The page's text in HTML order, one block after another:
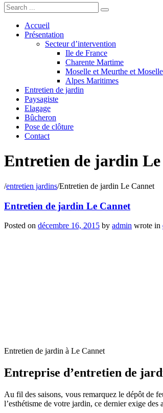
Accueil
Présentation
Secteur d’intervention
Ile de France
Charente Martime
Moselle et Meurthe et Moselle
Alpes Maritimes
Entretien de jardin
Paysagiste
Elagage
Bûcheron
Pose de clôture
Contact
Entretien de jardin
/entretien jardins/Entretien de jardin Le Cannet
Entretien de jardin Le Cannet
Posted on décembre 16, 2015 by admin wrote in
Entretien de jardin à Le Cannet
Entreprise d’entretien de
Au fil des saisons, vous remarquez le dépôt de
l’esthétisme de votre jardin, ce dernier exige